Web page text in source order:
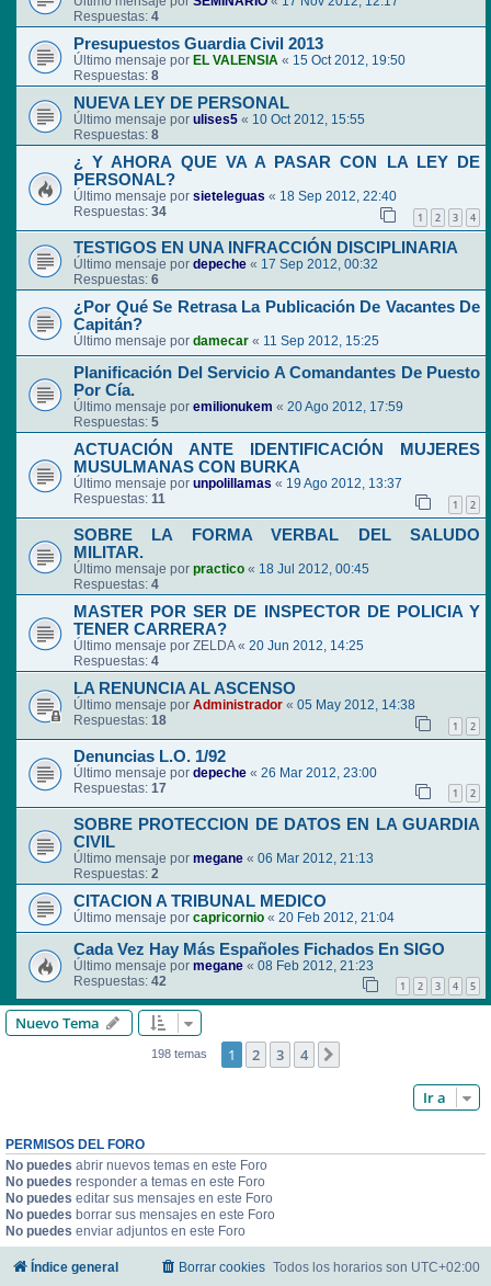
Respuestas: 4
Presupuestos Guardia Civil 2013
Último mensaje por EL VALENSIA « 15 Oct 2012, 19:50
Respuestas: 8
NUEVA LEY DE PERSONAL
Último mensaje por ulises5 « 10 Oct 2012, 15:55
Respuestas: 8
¿ Y AHORA QUE VA A PASAR CON LA LEY DE
PERSONAL?
Último mensaje por sieteleguas « 18 Sep 2012, 22:40
Respuestas: 34 1 2 3 4
TESTIGOS EN UNA INFRACCIÓN DISCIPLINARIA
Último mensaje por depeche « 17 Sep 2012, 00:32
Respuestas: 6
¿Por Qué Se Retrasa La Publicación De Vacantes De
Capitán?
Último mensaje por damecar « 11 Sep 2012, 15:25
Planificación Del Servicio A Comandantes De Puesto
Por Cía.
Último mensaje por emilionukem « 20 Ago 2012, 17:59
Respuestas: 5
ACTUACIÓN ANTE IDENTIFICACIÓN MUJERES
MUSULMANAS CON BURKA
Último mensaje por unpolillamas « 19 Ago 2012, 13:37
Respuestas: 11 1 2
SOBRE LA FORMA VERBAL DEL SALUDO
MILITAR.
Último mensaje por practico « 18 Jul 2012, 00:45
Respuestas: 4
MASTER POR SER DE INSPECTOR DE POLICIA Y
TENER CARRERA?
Último mensaje por ZELDA« 20 Jun 2012, 14:25
Respuestas: 4
LA RENUNCIA AL ASCENSO
Último mensaje por Administrador « 05 May 2012, 14:38
Respuestas: 18 1 2
Denuncias L.O. 1/92
Último mensaje por depeche « 26 Mar 2012, 23:00
Respuestas: 17 1 2
SOBRE PROTECCION DE DATOS EN LA GUARDIA
CIVIL
Último mensaje por megane « 06 Mar 2012, 21:13
Respuestas: 2
CITACION A TRIBUNAL MEDICO
Último mensaje por capricornio « 20 Feb 2012, 21:04
Cada Vez Hay Más Españoles Fichados En SIGO
Último mensaje por megane « 08 Feb 2012, 21:23
Respuestas: 42 1 2 3 4 5
Nuevo Tema
198 temas 1 2 3 4
Ir a
PERMISOS DEL FORO
No puedes abrir nuevos temas en este Foro
No puedes responder a temas en este Foro
No puedes editar sus mensajes en este Foro
No puedes borrar sus mensajes en este Foro
No puedes enviar adjuntos en este Foro
Índice general Todos los horarios son UTC+02:00
Borrar cookies